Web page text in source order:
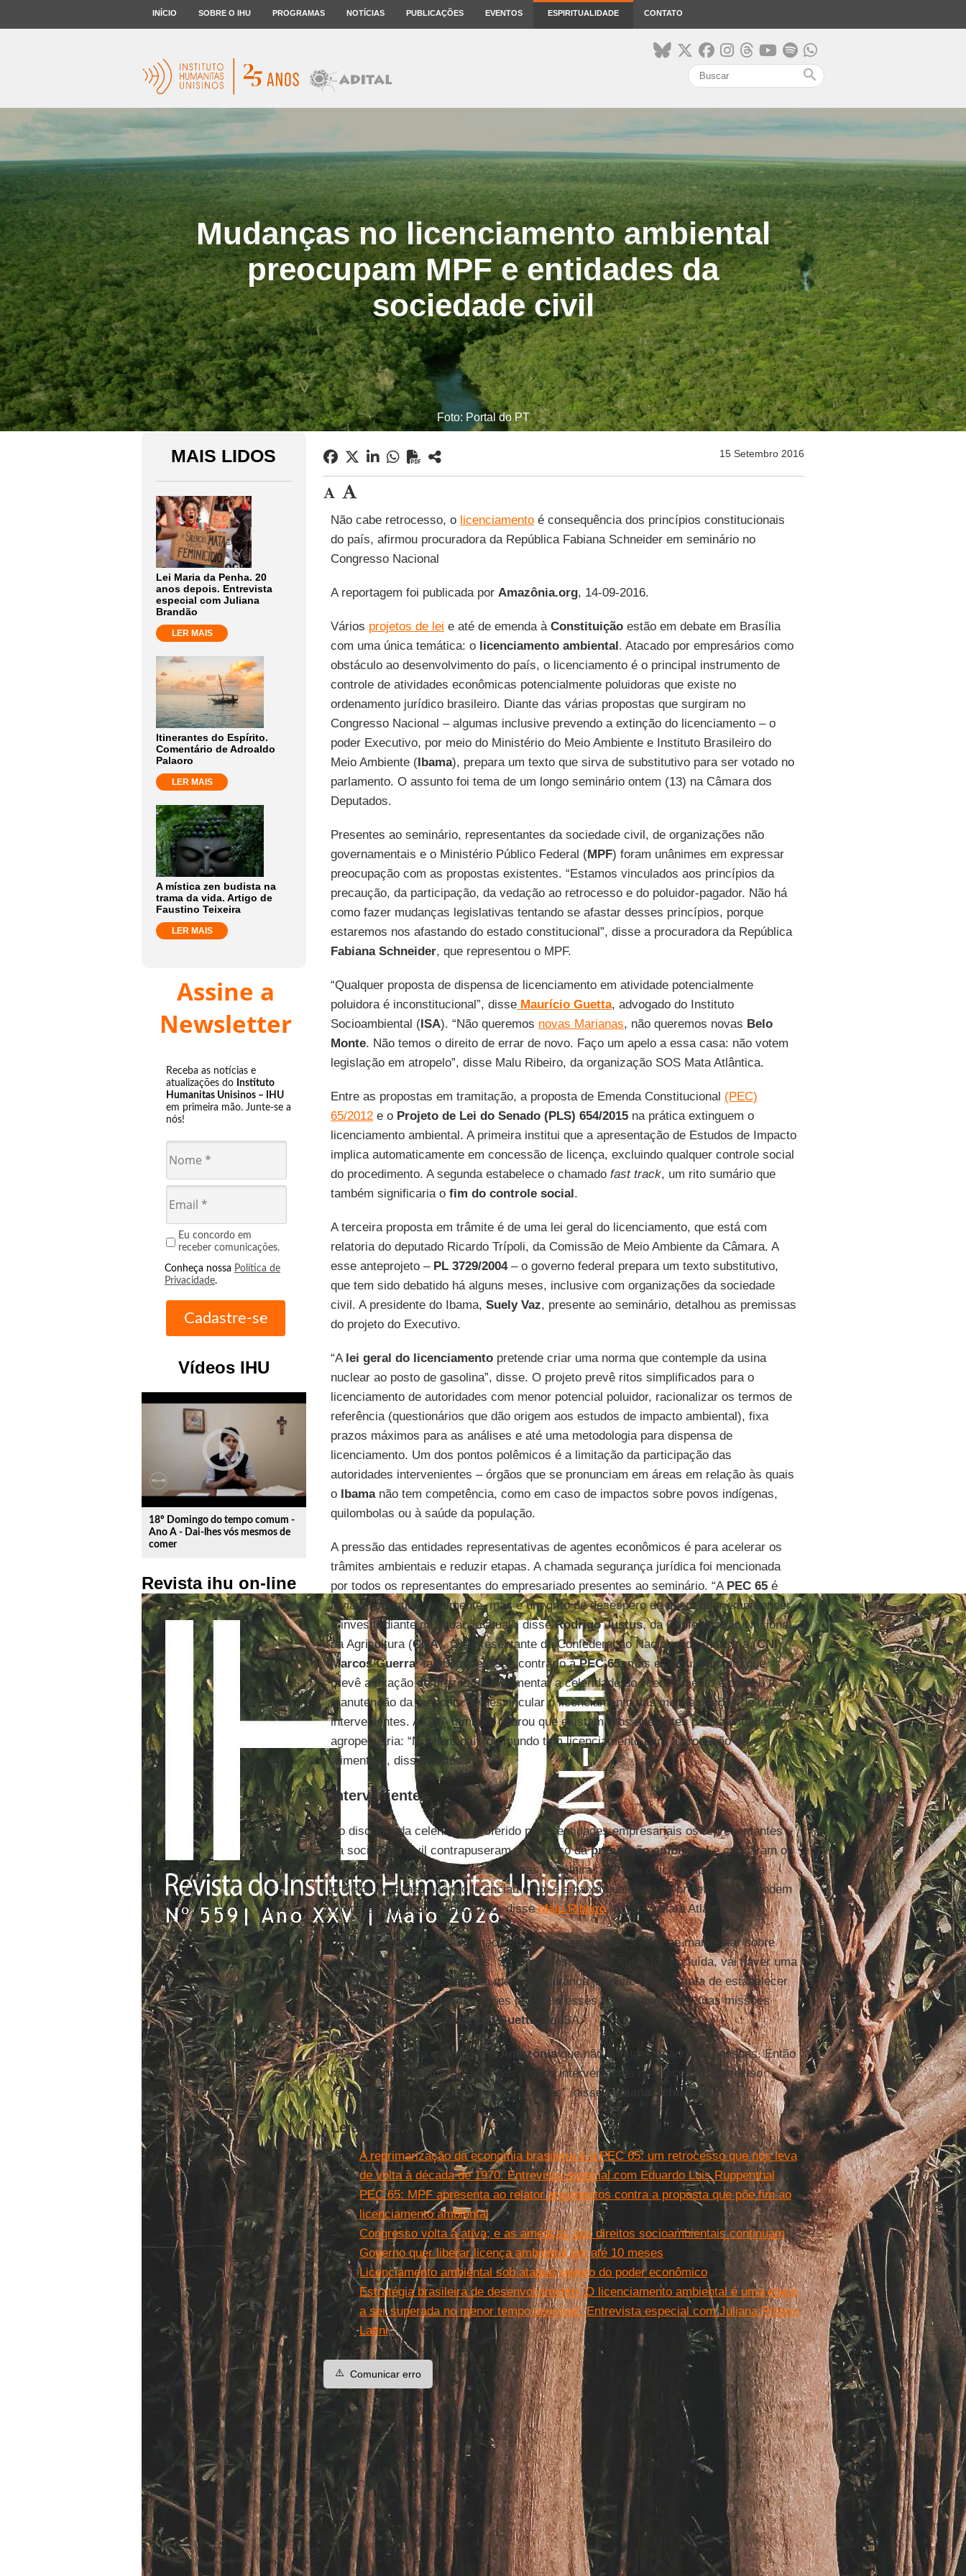
INÍCIO SOBRE O IHU PROGRAMAS NOTÍCIAS PUBLICAÇÕES EVENTOS ESPIRITUALIDADE CONTATO
search
Mudanças no licenciamento ambiental
preocupam MPF e entidades da
sociedade civil
Foto: Portal do PT
MAIS LIDOS
Lei Maria da Penha. 20
anos depois. Entrevista
especial com Juliana
Brandão
LER MAIS
Itinerantes do Espírito.
Comentário de Adroaldo
Palaoro
LER MAIS
A mística zen budista na
trama da vida. Artigo de
Faustino Teixeira
LER MAIS
Assine a
Newsletter
Receba as notícias e
atualizações do Instituto
Humanitas Unisinos – IHU
em primeira mão. Junte-se a
nós!
Eu concordo em
receber comunicações.
Conheça nossa Política de
Privacidade.
Vídeos IHU
play_circle_outline
18º Domingo do tempo comum -
Ano A - Dai-lhes vós mesmos de
comer
Revista ihu on-line
15 Setembro 2016
Não cabe retrocesso, o licenciamentoé consequência dos princípios constitucionais
do país, afirmou procuradora da República Fabiana Schneider em seminário no
Congresso Nacional
A reportagem foi publicada por Amazônia.org, 14-09-2016.
Vários projetos de lei e até de emenda à Constituiçãoestão em debate em Brasília
com uma única temática: o licenciamento ambiental. Atacado por empresários como
obstáculo ao desenvolvimento do país, o licenciamento é o principal instrumento de
controle de atividades econômicas potencialmente poluidoras que existe no
ordenamento jurídico brasileiro. Diante das várias propostas que surgiram no
Congresso Nacional – algumas inclusive prevendo a extinção do licenciamento – o
poder Executivo, por meio do Ministério do Meio Ambiente e Instituto Brasileiro do
Meio Ambiente (Ibama), prepara um texto que sirva de substitutivo para ser votado no
parlamento. O assunto foi tema de um longo seminário ontem (13) na Câmara dos
Deputados.
Presentes ao seminário, representantes da sociedade civil, de organizações não
governamentais e o Ministério Público Federal (MPF) foram unânimes em expressar
preocupação com as propostas existentes. “Estamos vinculados aos princípios da
precaução, da participação, da vedação ao retrocesso e do poluidor-pagador. Não há
como fazer mudanças legislativas tentando se afastar desses princípios, porque
estaremos nos afastando do estado constitucional”, disse a procuradora da República
Fabiana Schneider, que representou o MPF.
“Qualquer proposta de dispensa de licenciamento em atividade potencialmente
poluidora é inconstitucional”, disse Maurício Guetta, advogado do Instituto
Socioambiental (ISA). “Não queremos novas Marianas, não queremos novas Belo
Monte. Não temos o direito de errar de novo. Faço um apelo a essa casa: não votem
legislação em atropelo”, disse Malu Ribeiro, da organização SOS Mata Atlântica.
Entre as propostas em tramitação, a proposta de Emenda Constitucional (PEC)
65/2012e oProjeto de Lei do Senado (PLS) 654/2015na prática extinguem o
licenciamento ambiental. A primeira institui que a apresentação de Estudos de Impacto
implica automaticamente em concessão de licença, excluindo qualquer controle social
do procedimento. A segunda estabelece o chamado fast track, um rito sumário que
também significaria o fim do controle social.
A terceira proposta em trâmite é de uma lei geral do licenciamento, que está com
relatoria do deputado Ricardo Trípoli, da Comissão de Meio Ambiente da Câmara. A
esse anteprojeto – PL 3729/2004– o governo federal prepara um texto substitutivo,
que tem sido debatido há alguns meses, inclusive com organizações da sociedade
civil. A presidente do Ibama, Suely Vaz, presente ao seminário, detalhou as premissas
do projeto do Executivo.
“A lei geral do licenciamentopretende criar uma norma que contemple da usina
nuclear ao posto de gasolina”, disse. O projeto prevê ritos simplificados para o
licenciamento de autoridades com menor potencial poluidor, racionalizar os termos de
referência (questionários que dão origem aos estudos de impacto ambiental), fixa
prazos máximos para as análises e até uma metodologia para dispensa de
licenciamento. Um dos pontos polêmicos é a limitação da participação das
autoridades intervenientes – órgãos que se pronunciam em áreas em relação às quais
o Ibamanão tem competência, como em caso de impactos sobre povos indígenas,
quilombolas ou à saúde da população.
A pressão das entidades representativas de agentes econômicos é para acelerar os
trâmites ambientais e reduzir etapas. A chamada segurança jurídica foi mencionada
por todos os representantes do empresariado presentes ao seminário. “A PEC 65é
inviável constitucionalmente, mas é um grito de desespero de quem quer empreender
e investir diante da situação atual”, disseRodrigo Justus, da Confederação Nacional
da Agricultura (CNA). O representante da Confederação Nacional da Indústria (CNI),
Marcos Guerra, também se disse contrário àPEC 65, mas elogiou o projeto que
prevê a fixação de prazos para aumentar a celeridade do licenciamento e cobrou a
manutenção da proposta de desvincular o licenciamento das manifestações de órgãos
intervenientes. A CNA também cobrou que existam ritos diferentes para atividade
agropecuária: “Nenhum país do mundo tem licenciamento para a produção de
alimentos”, disse Justus.
Intervenientes
Ao discurso da celeridade proferido pelas entidades empresariais os representantes
da sociedade civil contrapuseram o discurso daprecaução ambientale criticaram os
projetos apresentados pelas empresas brasileiras. “O que dificulta aprovação de
projetos no Brasil não é o licenciamento, é a baixa qualidade de projetos que atendem
interesses pouco republicanos”, disseMalu Ribeiro, da SOS Mata Atlântica.
“Ibamae órgãos estaduais não têm competência jurídica para se manifestar sobre
impactos em terras indígenas. Se a manifestação da Funai for excluída, vai haver uma
corrida ao Judiciário, gerando mais insegurança jurídica. Não se trata de estabelecer
prazos, se trata de dar condições para que esses órgãos cumpram suas missões
institucionais”, disseMaurício Guetta, do ISA.
“Não existe metro quadrado naAmazôniaque não esteja ocupado por pessoas. Então
não se pode afastar a posição dos órgãos intervenientes no processo. É preciso
respeitar os direitos dos povos tradicionais”, disseFabiana Schneider .
Leia mais...
A reprimarização da economia brasileira e a PEC 65: um retrocesso que nos leva
de volta à década de 1970. Entrevista especial com Eduardo Luis Ruppenthal
PEC 65: MPF apresenta ao relator argumentos contra a proposta que põe fim ao
licenciamento ambiental
Congresso volta à ativa; e as ameaças aos direitos socioambientais continuam
Governo quer liberar licença ambiental em até 10 meses
Licenciamento ambiental sob ataque severo do poder econômico
Estratégia brasileira de desenvolvimento: O licenciamento ambiental é uma etapa
a ser superada no menor tempo possível. Entrevista especial com Juliana Ribeiro
Latini
⚠️ Comunicar erro